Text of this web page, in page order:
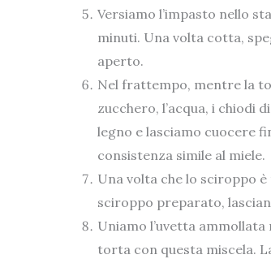
Versiamo l’impasto nello
minuti. Una volta cotta,
aperto.
Nel frattempo, mentre la
zucchero, l’acqua, i chiodi
legno e lasciamo cuocere
consistenza simile al miele.
Una volta che lo sciroppo
sciroppo preparato,
Uniamo l’uvetta
torta con questa miscela.